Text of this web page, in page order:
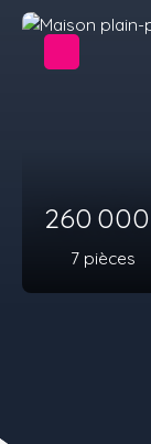
260 000
7 pièces